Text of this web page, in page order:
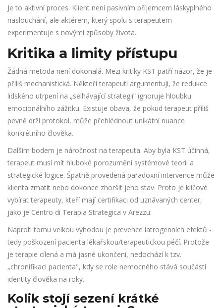
Je to aktivní proces. Klient není pasivním příjemcem láskyplného
naslouchání, ale aktérem, který spolu s terapeutem
experimentuje s novými způsoby života.
Kritika a limity přístupu
Žádná metoda není dokonalá. Mezi kritiky KST patří názor, že je
příliš mechanistická. Někteří terapeuti argumentují, že redukce
lidského utrpení na „selhávající strategii“ ignoruje hloubku
emocionálního zážitku. Existuje obava, že pokud terapeut příliš
pevně drží protokol, může přehlédnout unikátní nuance
konkrétního člověka.
Dalším bodem je náročnost na terapeuta. Aby byla KST účinná,
terapeut musí mít hluboké porozumění systémové teorii a
strategické logice. Špatně provedená paradoxní intervence může
klienta zmatit nebo dokonce zhoršit jeho stav. Proto je klíčové
vybírat terapeuty, kteří mají certifikaci od uznávaných center,
jako je Centro di Terapia Strategica v Arezzu.
Naproti tomu velkou výhodou je prevence iatrogenních efektů -
tedy poškození pacienta lékařskou/terapeutickou péčí. Protože
je terapie cílená a má jasné ukončení, nedochází k tzv.
„chronifikaci pacienta", kdy se role nemocného stává součástí
identity člověka na roky.
Kolik stojí sezení krátké